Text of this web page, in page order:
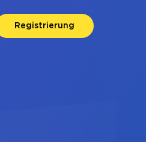
Registrierung